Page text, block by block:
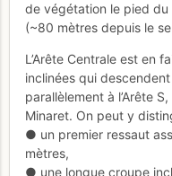
de végétation le pied du
(~80 mètres depuis le
L’Arête Centrale est en
inclinées qui
parallèlement à l’Arête
Minaret. On peut y
● un premier ressaut
mètres,
● une longue croupe